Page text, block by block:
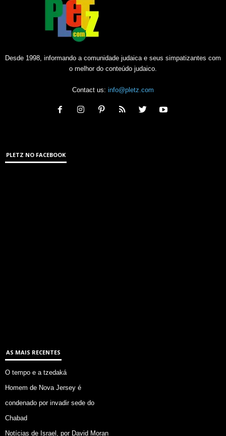
Desde 1998, informando a comunidade judaica e seus simpatizantes com
o melhor do conteúdo judaico.
Contact us: info@pletz.com
PLETZ NO FACEBOOK
AS MAIS RECENTES
O tempo e a tzedaká
Homem de Nova Jersey é
condenado por invadir sede do
Chabad
Notícias de Israel, por David Moran